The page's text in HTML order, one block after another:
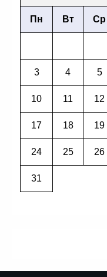
Пн Вт Ср
3 4 5
10 11 12
17 18 19
24 25 26
31